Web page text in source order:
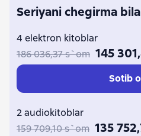
Seriyani chegirma
4 elektron kitoblar
186 036,37 s`om 145
Sotib
2 audiokitoblar
159 709,10 s`om 135